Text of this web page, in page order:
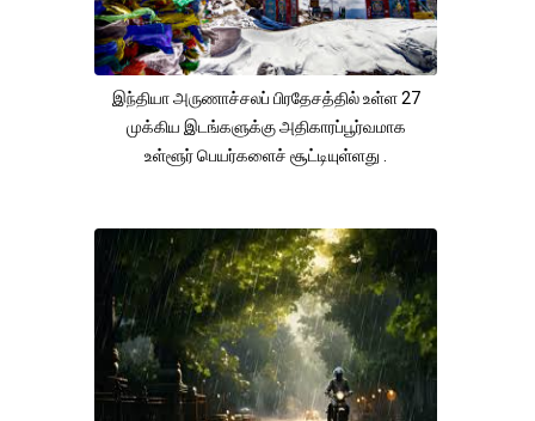
இந்தியா அருணாச்சலப் பிரதேசத்தில் உள்ள 27
முக்கிய இடங்களுக்கு அதிகாரப்பூர்வமாக
உள்ளூர் பெயர்களைச் சூட்டியுள்ளது .